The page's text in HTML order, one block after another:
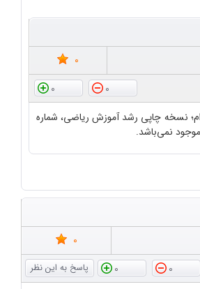
0
0
0
نسخه چاپی رشد آموزش ریاضی، شماره
0
0
0